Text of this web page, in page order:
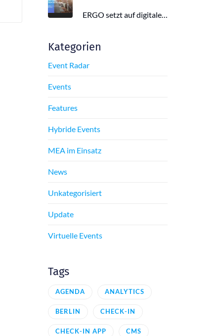
ERGO setzt auf digitale Eventorganisation mit MEA & registr. Effizient, nachhaltig und interaktiv – so gelingt moderne Eventplanung.
Kategorien
Event Radar
Events
Features
Hybride Events
MEA im Einsatz
News
Unkategorisiert
Update
Virtuelle Events
Tags
AGENDA ANALYTICS
BERLIN CHECK-IN
CHECK-IN APP CMS